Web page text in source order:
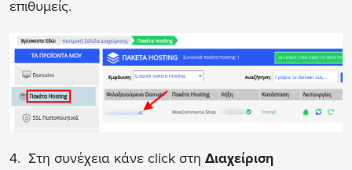
επιθυμείς.
4. Στη συνέχεια κάνε click στη Διαχείριση